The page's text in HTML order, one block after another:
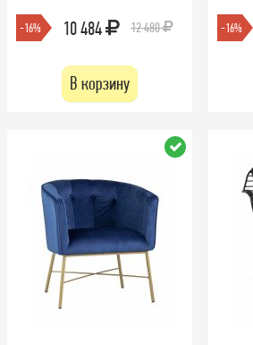
-16% 10 484 12 480
В корзину
-16%